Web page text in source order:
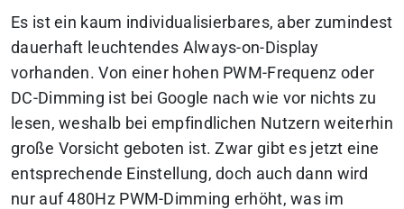
Es ist ein kaum individualisierbares, aber zumindest
dauerhaft leuchtendes Always-on-Display
vorhanden. Von einer hohen PWM-Frequenz oder
DC-Dimming ist bei Google nach wie vor nichts zu
lesen, weshalb bei empfindlichen Nutzern weiterhin
große Vorsicht geboten ist. Zwar gibt es jetzt eine
entsprechende Einstellung, doch auch dann wird
nur auf 480Hz PWM-Dimming erhöht, was im